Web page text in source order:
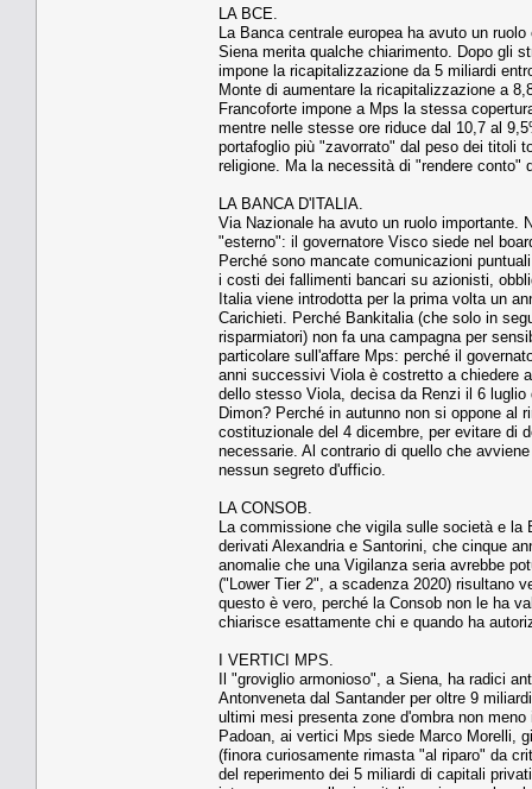
LA BCE.
La Banca centrale europea ha avuto un
Siena merita qualche chiarimento. Dopo gli
impone la ricapitalizzazione da 5 miliardi
Monte di aumentare la ricapitalizzazione a
Francoforte impone a Mps la stessa
mentre nelle stesse ore riduce dal 10,7 al
portafoglio più "zavorrato" dal peso dei titoli
religione. Ma la necessità di "rendere conto"
LA BANCA D'ITALIA.
Via Nazionale ha avuto un ruolo importante.
"esterno": il governatore Visco siede nel
Perché sono mancate comunicazioni
i costi dei fallimenti bancari su azionisti,
Italia viene introdotta per la prima volta un
Carichieti. Perché Bankitalia (che solo in
risparmiatori) non fa una campagna per
particolare sull'affare Mps: perché il
anni successivi Viola è costretto a chiedere
dello stesso Viola, decisa da Renzi il 6
Dimon? Perché in autunno non si oppone al
costituzionale del 4 dicembre, per evitare di
necessarie. Al contrario di quello che
nessun segreto d'ufficio.
LA CONSOB.
La commissione che vigila sulle società e la
derivati Alexandria e Santorini, che cinque
anomalie che una Vigilanza seria avrebbe
("Lower Tier 2", a scadenza 2020) risultano
questo è vero, perché la Consob non le ha
chiarisce esattamente chi e quando ha
I VERTICI MPS.
Il "groviglio armonioso", a Siena, ha radici
Antonveneta dal Santander per oltre 9
ultimi mesi presenta zone d'ombra non
Padoan, ai vertici Mps siede Marco Morelli,
(finora curiosamente rimasta "al riparo" da
del reperimento dei 5 miliardi di capitali